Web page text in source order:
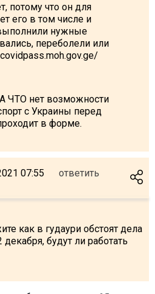
потому что он для
его в том числе и
нужные
переболели или
ЧТО нет возможности
с Украины перед
в форме.
07:55 ответить
как в гудаури обстоят дела
будут ли работать